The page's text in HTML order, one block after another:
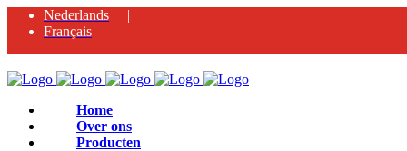
Nederlands
Français
Home
Over ons
Producten